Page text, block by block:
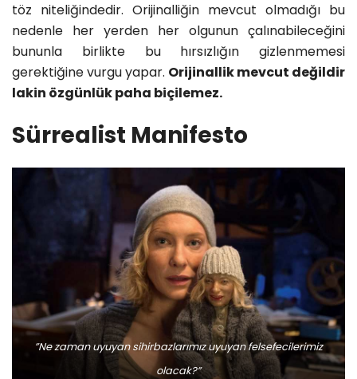
töz niteliğindedir. Orijinalliğin mevcut olmadığı bu
nedenle her yerden her olgunun çalınabileceğini
bununla birlikte bu hırsızlığın gizlenmemesi
gerektiğine vurgu yapar. Orijinallik mevcut değildir
lakin özgünlük paha biçilemez.
Sürrealist Manifesto
”Ne zaman uyuyan sihirbazlarımız uyuyan felsefecilerimiz
olacak?”